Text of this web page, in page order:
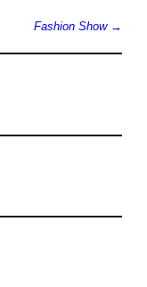
Fashion Show →